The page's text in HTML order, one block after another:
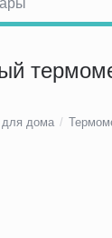
для дома /